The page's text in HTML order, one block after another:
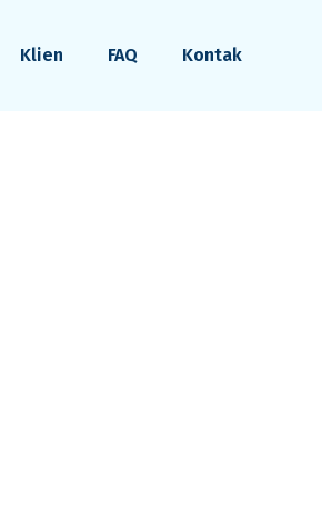
Klien FAQ Kontak